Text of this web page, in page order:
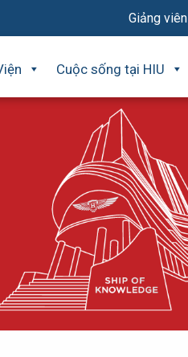
Giảng viên
Cuộc sống tại HIU